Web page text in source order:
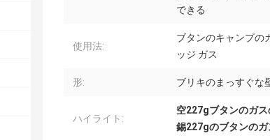
できる
使用法:
ブタンのキャンプの
ッジ ガス
形: ブリキのまっすぐな
ハイライト:
空227gブタンのガ
錫227gのブタンの